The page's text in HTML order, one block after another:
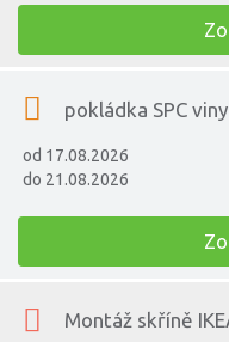
pokládka SPC
od 17.08.2026
do 21.08.2026
Montáž skříně